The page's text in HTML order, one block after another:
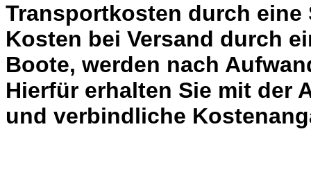
Transportkosten durch eine
Kosten bei Versand durch
Boote, werden nach
Hierfür erhalten Sie mit der
und verbindliche